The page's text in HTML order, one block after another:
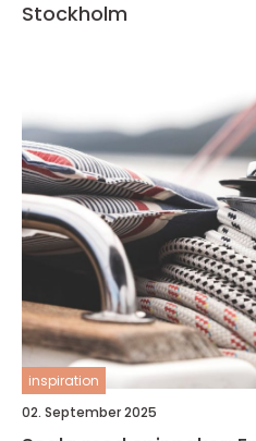
Stockholm
inspiration
02. September 2025